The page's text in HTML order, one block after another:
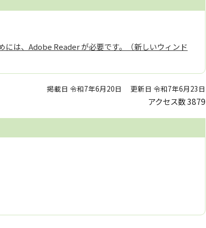
には、Adobe Reader が必要です。（新しいウィンド
掲載日 令和7年6月20日 更新日 令和7年6月23日
アクセス数3879